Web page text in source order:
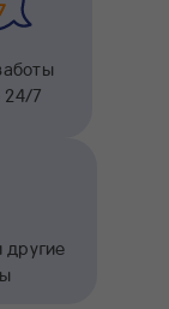
24/7